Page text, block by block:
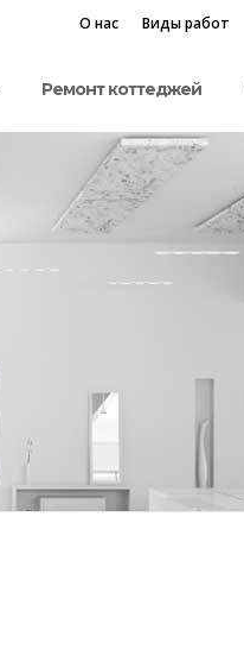
О нас Виды работ
Ремонт коттеджей